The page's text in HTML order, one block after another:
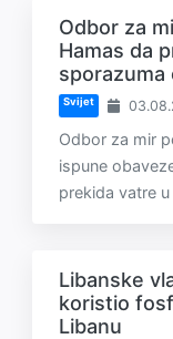
Odbor za
Hamas da
sporazuma
Svijet
Odbor za mir
ispune
prekida vatre
Libanske
koristio
Libanu